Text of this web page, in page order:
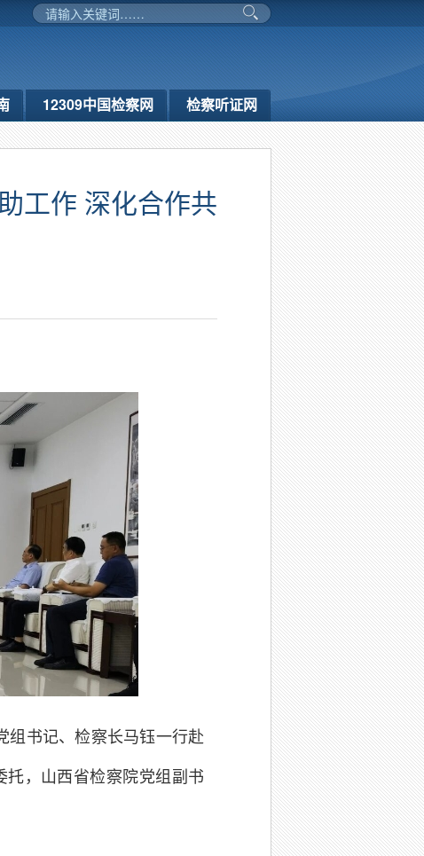
12309中国检察网 检察听证网
工作 深化合作共
组书记、检察长马钰一行赴
托，山西省检察院党组副书